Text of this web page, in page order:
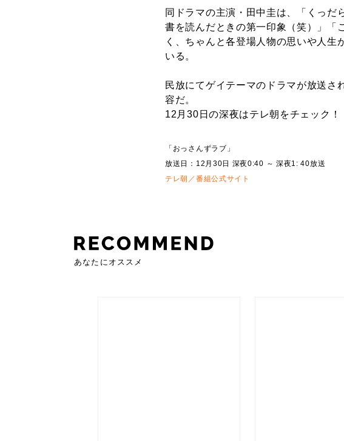
同ドラマの主演・田中圭は、「くっだ
書を読んだときの第一印象（笑）」「
く、ちゃんと各登場人物の思いや人生
いる。
民放にてゲイテーマのドラマが放送さ
容だ。
12月30日の深夜はテレ朝をチェック！
「おっさんずラブ」
放送日：12月30日 深夜0:40 ～ 深夜1: 40放送
テレ朝／番組公式サイト
あなたにオススメ